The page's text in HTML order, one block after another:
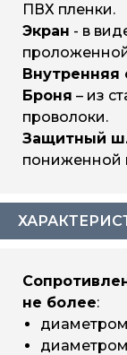
ПВХ пленки.
Экран - в
Внутренняя
Броня – из
проволоки.
Защитный
пониженной
не более: